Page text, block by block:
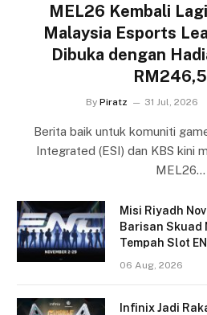
MEL26 Kembali
Malaysia Esports
Dibuka dengan
By Piratz 31 Jul, 2026
Berita baik untuk komuniti
Integrated (ESI) dan KBS kini
MEL26…
Misi Riyadh
Barisan Skuad
Tempah Slot
06 Aug, 2026
Infinix Jadi